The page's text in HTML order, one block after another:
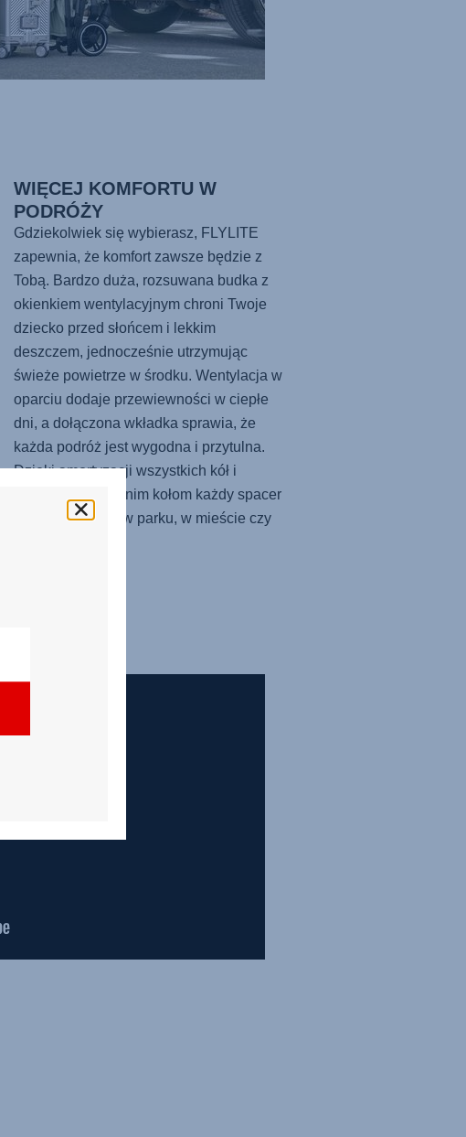
WIĘCEJ KOMFORTU W
PODRÓŻY
Gdziekolwiek się wybierasz, FLYLITE
zapewnia, że komfort zawsze będzie z
Tobą. Bardzo duża, rozsuwana budka z
okienkiem wentylacyjnym chroni Twoje
dziecko przed słońcem i lekkim
deszczem, jednocześnie utrzymując
świeże powietrze w środku. Wentylacja w
oparciu dodaje przewiewności w ciepłe
dni, a dołączona wkładka sprawia, że
każda podróż jest wygodna i przytulna.
Dzięki amortyzacji wszystkich kół i
obrotowym przednim kołom każdy spacer
jest przyjemny – w parku, w mieście czy